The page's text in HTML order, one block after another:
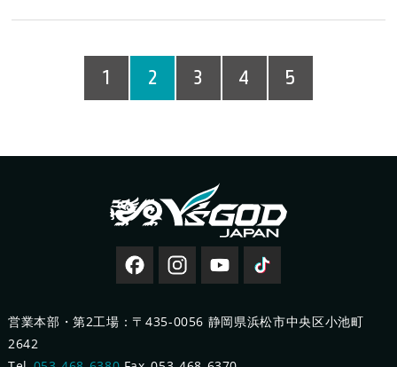
1 2 3 4 5
営業本部・第2工場：〒435-0056 静岡県浜松市中央区小池町
2642